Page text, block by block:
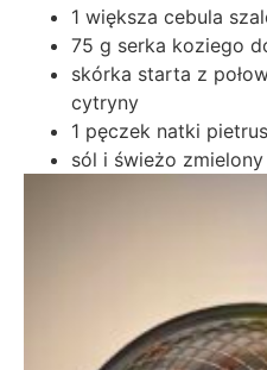
1 większa cebula
75 g serka koziego
skórka starta z
cytryny
1 pęczek natki
sól i świeżo